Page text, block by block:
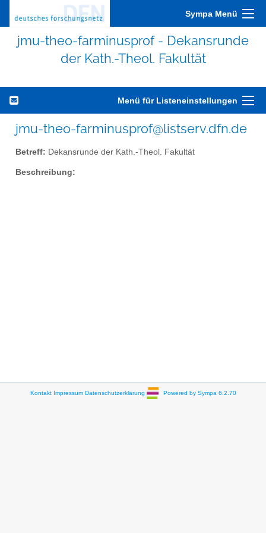
Sympa Menü
jmu-theo-farminusprof - Dekansrunde
der Kath.-Theol. Fakultät
Menü für Listeneinstellungen
jmu-theo-farminusprof@listserv.dfn.de
Betreff: Dekansrunde der Kath.-Theol. Fakultät
Beschreibung:
Kontakt Impressum Datenschutzerklärung Powered by Sympa 6.2.70